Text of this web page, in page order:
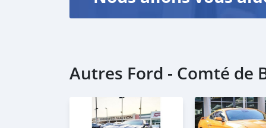
3- Passport & Visa copies
Self Employed:
1- Trade License
2- MOA.
3- Passport copies of all partners
4- Passport an
Autres Ford - Comté de